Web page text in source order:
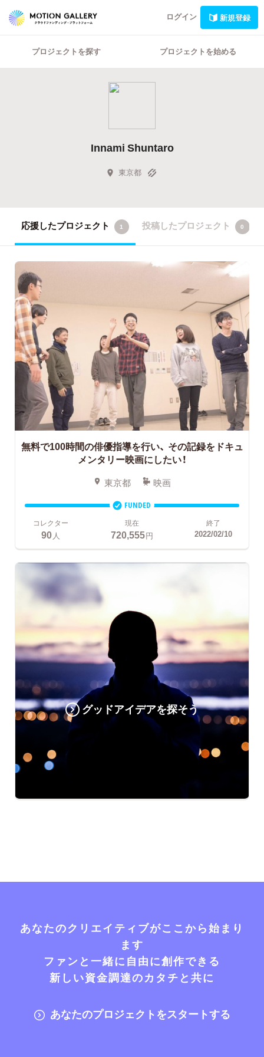
ログイン 新規登録
プロジェクトを探す プロジェクトを始める
Innami Shuntaro
東京都
応援したプロジェクト 1 投稿したプロジェクト 0
無料で100時間の俳優指導を行い、 その記録をドキュ
メンタリー映画にしたい！
東京都 映画
FUNDED
コレクター
90 人
現在
720,555円
終了
2022/02/10
グッドアイデアを探そう
あなたのクリエイティブがここから始まり
ます
ファンと一緒に自由に創作できる
新しい資金調達のカタチと共に
あなたのプロジェクトをスタートする